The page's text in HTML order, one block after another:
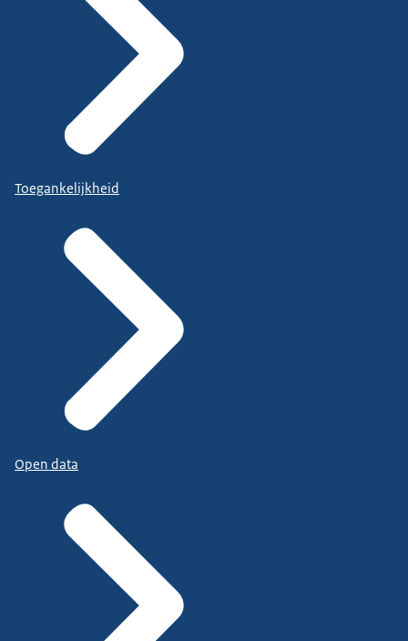
Toegankelijkheid
Open data